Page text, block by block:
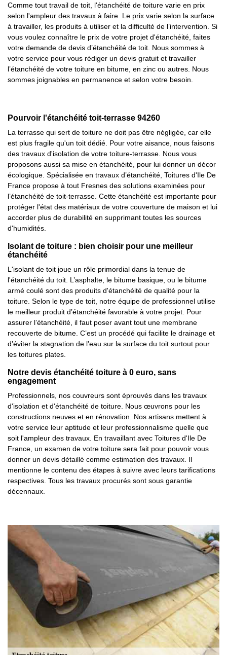
Comme tout travail de toit, l'étanchéité de toiture varie en prix
selon l'ampleur des travaux à faire. Le prix varie selon la surface
à travailler, les produits à utiliser et la difficulté de l’intervention. Si
vous voulez connaître le prix de votre projet d'étanchéité, faites
votre demande de devis d’étanchéité de toit. Nous sommes à
votre service pour vous rédiger un devis gratuit et travailler
l’étanchéité de votre toiture en bitume, en zinc ou autres. Nous
sommes joignables en permanence et selon votre besoin.
Pourvoir l'étanchéité toit-terrasse 94260
La terrasse qui sert de toiture ne doit pas être négligée, car elle
est plus fragile qu'un toit dédié. Pour votre aisance, nous faisons
des travaux d'isolation de votre toiture-terrasse. Nous vous
proposons aussi sa mise en étanchéité, pour lui donner un décor
écologique. Spécialisée en travaux d’étanchéité, Toitures d'Ile De
France propose à tout Fresnes des solutions examinées pour
l’étanchéité de toit-terrasse. Cette étanchéité est importante pour
protéger l'état des matériaux de votre couverture de maison et lui
accorder plus de durabilité en supprimant toutes les sources
d'humidités.
Isolant de toiture : bien choisir pour une meilleur
étanchéité
L'isolant de toit joue un rôle primordial dans la tenue de
l'étanchéité du toit. L’asphalte, le bitume basique, ou le bitume
armé coulé sont des produits d'étanchéité de qualité pour la
toiture. Selon le type de toit, notre équipe de professionnel utilise
le meilleur produit d’étanchéité favorable à votre projet. Pour
assurer l’étanchéité, il faut poser avant tout une membrane
recouverte de bitume. C’est un procédé qui facilite le drainage et
d’éviter la stagnation de l’eau sur la surface du toit surtout pour
les toitures plates.
Notre devis étanchéité toiture à 0 euro, sans
engagement
Professionnels, nos couvreurs sont éprouvés dans les travaux
d'isolation et d'étanchéité de toiture. Nous œuvrons pour les
constructions neuves et en rénovation. Nos artisans mettent à
votre service leur aptitude et leur professionnalisme quelle que
soit l'ampleur des travaux. En travaillant avec Toitures d'Ile De
France, un examen de votre toiture sera fait pour pouvoir vous
donner un devis détaillé comme estimation des travaux. Il
mentionne le contenu des étapes à suivre avec leurs tarifications
respectives. Tous les travaux procurés sont sous garantie
décennaux.